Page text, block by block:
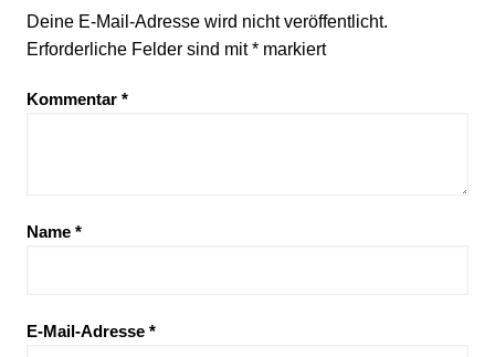
Deine E-Mail-Adresse wird nicht veröffentlicht.
Erforderliche Felder sind mit*markiert
Kommentar *
Name *
E-Mail-Adresse *